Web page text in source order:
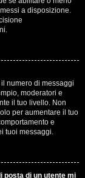
a disposizione.
numero di messaggi
moderatori e
il tuo livello. Non
per aumentare il tuo
e
tuoi messaggi.
posta di un utente mi